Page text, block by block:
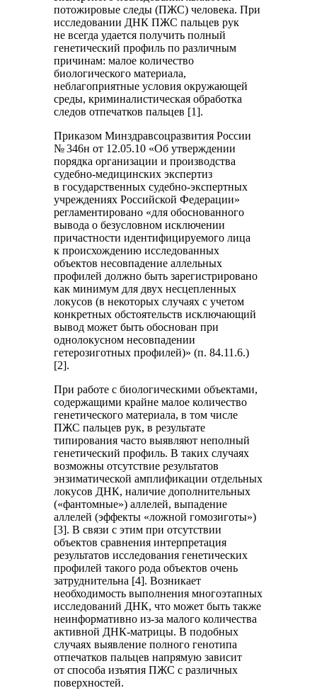
потожировые следы (ПЖС) человека. При
исследовании ДНК ПЖС пальцев рук
не всегда удается получить полный
генетический профиль по различным
причинам: малое количество
биологического материала,
неблагоприятные условия окружающей
среды, криминалистическая обработка
следов отпечатков пальцев [1].
Приказом Минздравсоцразвития России
№ 346н от 12.05.10 «Об утверждении
порядка организации и производства
судебно-медицинских экспертиз
в государственных судебно-экспертных
учреждениях Российской Федерации»
регламентировано «для обоснованного
вывода о безусловном исключении
причастности идентифицируемого лица
к происхождению исследованных
объектов несовпадение аллельных
профилей должно быть зарегистрировано
как минимум для двух несцепленных
локусов (в некоторых случаях с учетом
конкретных обстоятельств исключающий
вывод может быть обоснован при
однолокусном несовпадении
гетерозиготных профилей)» (п. 84.11.6.)
[2].
При работе с биологическими объектами,
содержащими крайне малое количество
генетического материала, в том числе
ПЖС пальцев рук, в результате
типирования часто выявляют неполный
генетический профиль. В таких случаях
возможны отсутствие результатов
энзиматической амплификации отдельных
локусов ДНК, наличие дополнительных
(«фантомные») аллелей, выпадение
аллелей (эффекты «ложной гомозиготы»)
[3]. В связи с этим при отсутствии
объектов сравнения интерпретация
результатов исследования генетических
профилей такого рода объектов очень
затруднительна [4]. Возникает
необходимость выполнения многоэтапных
исследований ДНК, что может быть также
неинформативно из-за малого количества
активной ДНК-матрицы. В подобных
случаях выявление полного генотипа
отпечатков пальцев напрямую зависит
от способа изъятия ПЖС с различных
поверхностей.